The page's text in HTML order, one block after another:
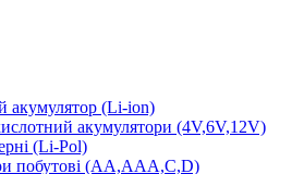
акумулятор (Li-ion)
акумулятори (4V,6V,12V)
(Li-Pol)
побутові (AA,AAA,C,D)